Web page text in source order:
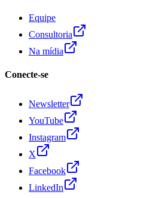
Equipe
Consultoria
Na mídia
Conecte-se
Newsletter
YouTube
Instagram
X
Facebook
LinkedIn